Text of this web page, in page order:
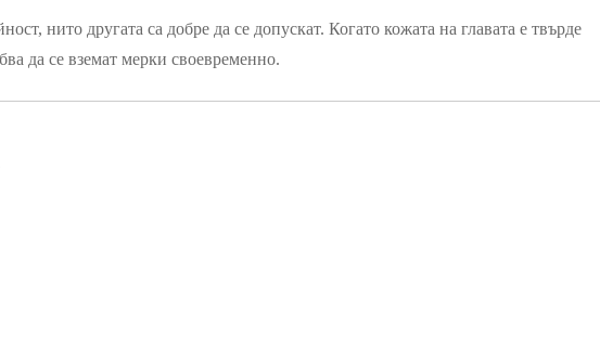
нито другата са добре да се допускат. Когато кожата на главата е твърде
да се вземат мерки своевременно.